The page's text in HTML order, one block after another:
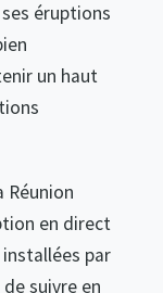
éruptions
un haut
Réunion
en direct
par
suivre en